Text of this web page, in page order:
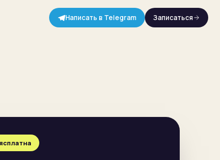
Написать в Telegram Записаться